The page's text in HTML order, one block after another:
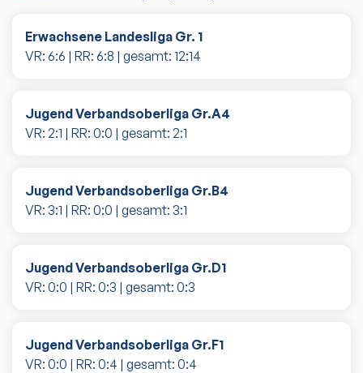
Erwachsene Landesliga Gr. 1
VR: 6:6 | RR: 6:8 | gesamt: 12:14
Jugend Verbandsoberliga Gr.A4
VR: 2:1 | RR: 0:0 | gesamt: 2:1
Jugend Verbandsoberliga Gr.B4
VR: 3:1 | RR: 0:0 | gesamt: 3:1
Jugend Verbandsoberliga Gr.D1
VR: 0:0 | RR: 0:3 | gesamt: 0:3
Jugend Verbandsoberliga Gr.F1
VR: 0:0 | RR: 0:4 | gesamt: 0:4